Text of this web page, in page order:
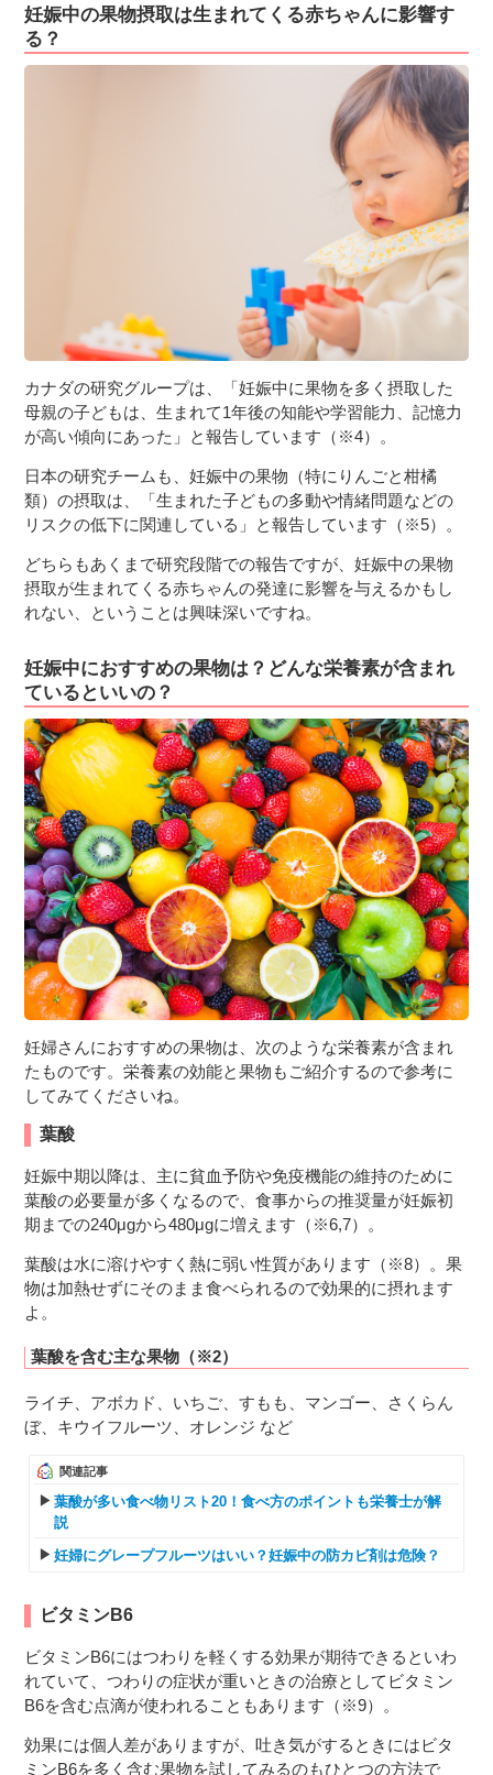
妊娠中の果物摂取は生まれてくる赤ちゃんに影響す
る？
カナダの研究グループは、「妊娠中に果物を多く摂取した
母親の子どもは、生まれて1年後の知能や学習能力、記憶力
が高い傾向にあった」と報告しています（※4）。
日本の研究チームも、妊娠中の果物（特にりんごと柑橘
類）の摂取は、「生まれた子どもの多動や情緒問題などの
リスクの低下に関連している」と報告しています（※5）。
どちらもあくまで研究段階での報告ですが、妊娠中の果物
摂取が生まれてくる赤ちゃんの発達に影響を与えるかもし
れない、ということは興味深いですね。
妊娠中におすすめの果物は？どんな栄養素が含まれ
ているといいの？
妊婦さんにおすすめの果物は、次のような栄養素が含まれ
たものです。栄養素の効能と果物もご紹介するので参考に
してみてくださいね。
葉酸
妊娠中期以降は、主に貧血予防や免疫機能の維持のために
葉酸の必要量が多くなるので、食事からの推奨量が妊娠初
期までの240μgから480μgに増えます（※6,7）。
葉酸は水に溶けやすく熱に弱い性質があります（※8）。果
物は加熱せずにそのまま食べられるので効果的に摂れます
よ。
葉酸を含む主な果物（※2）
ライチ、アボカド、いちご、すもも、マンゴー、さくらん
ぼ、キウイフルーツ、オレンジ など
関連記事
葉酸が多い食べ物リスト20！食べ方のポイントも栄養士が解
説
妊婦にグレープフルーツはいい？妊娠中の防カビ剤は危険？
ビタミンB6
ビタミンB6にはつわりを軽くする効果が期待できるといわ
れていて、つわりの症状が重いときの治療としてビタミン
B6を含む点滴が使われることもあります（※9）。
効果には個人差がありますが、吐き気がするときにはビタ
ミンB6を多く含む果物を試してみるのもひとつの方法で